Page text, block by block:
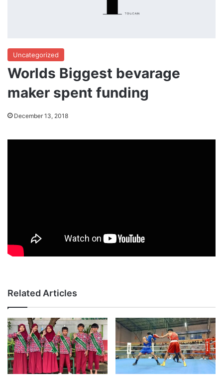
Uncategorized
Worlds Biggest bevarage
maker spent funding
December 13, 2018
Related Articles